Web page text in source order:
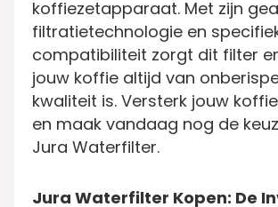
koffiezetapparaat. Met zijn
filtratietechnologie en
compatibiliteit zorgt dit filter
jouw koffie altijd van
kwaliteit is. Versterk jouw
en maak vandaag nog de
Jura Waterfilter.
Jura Waterfilter Kopen: De